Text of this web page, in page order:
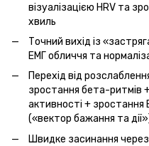
візуалізацією HRV та
хвиль
Точний вихід із
ЕМГ обличчя та
Перехід від
зростання бета-ритмів
активності + зростання
(«вектор бажання та
Швидке засинання